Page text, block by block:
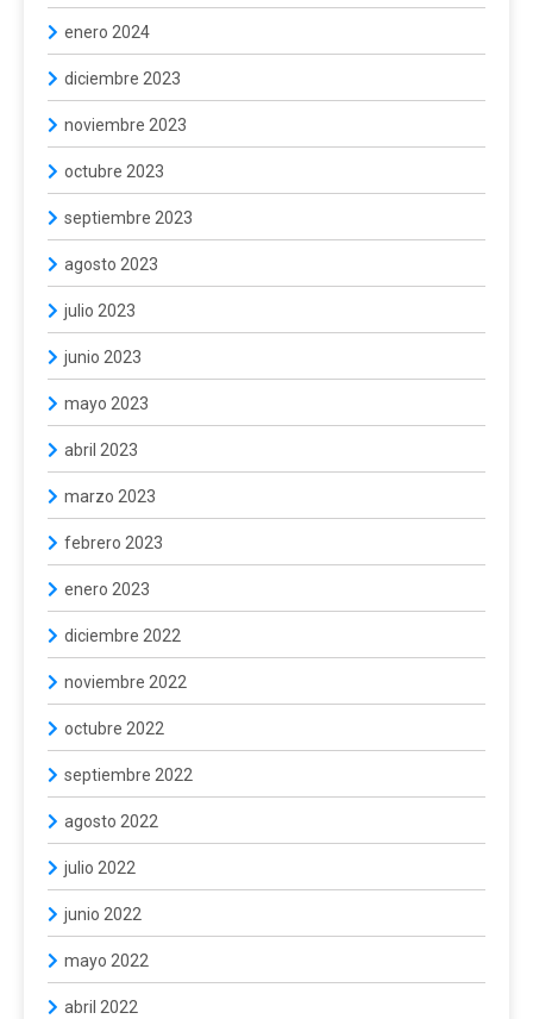
enero 2024
diciembre 2023
noviembre 2023
octubre 2023
septiembre 2023
agosto 2023
julio 2023
junio 2023
mayo 2023
abril 2023
marzo 2023
febrero 2023
enero 2023
diciembre 2022
noviembre 2022
octubre 2022
septiembre 2022
agosto 2022
julio 2022
junio 2022
mayo 2022
abril 2022